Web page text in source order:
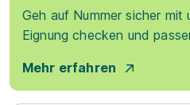
Geh auf Nummer sicher mit
Eignung checken und
Mehr erfahren